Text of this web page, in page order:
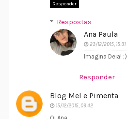
Responder
Respostas
Ana Paula
23/12/2015, 15:31
Imagina Deia! ;)
Responder
Blog Mel e Pimenta
15/12/2015, 09:42